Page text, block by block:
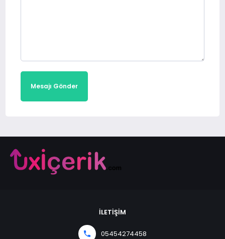
Mesajı Gönder
İLETİŞİM
05454274458